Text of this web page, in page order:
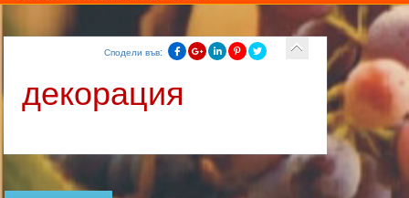
Сподели във:
декорация